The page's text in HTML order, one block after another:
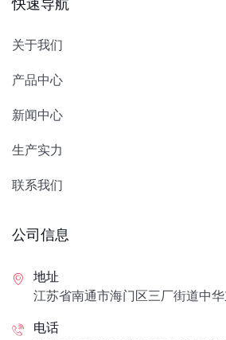
快速导航
关于我们
产品中心
新闻中心
生产实力
联系我们
公司信息
地址
江苏省南通市海门区三厂街道中
电话